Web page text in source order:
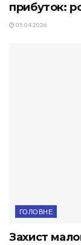
прибуток:
05.04.2026
ГОЛОВНЕ
Захист